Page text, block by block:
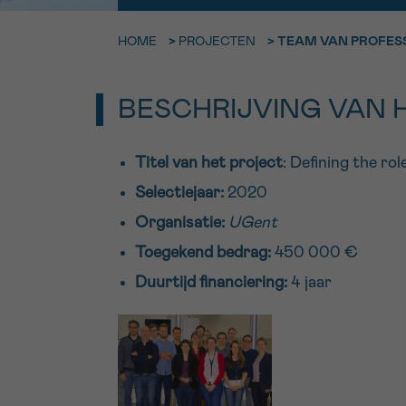
HOME > PROJECTEN > TEAM VAN
BESCHRIJVING VAN
Titel van het project: Defining the
Selectiejaar: 2020
Organisatie: UGent
Toegekend bedrag: 450 000 €
Duurtijd financiering: 4 jaar
Bel ons
EMAIL
Ik aanvaard de